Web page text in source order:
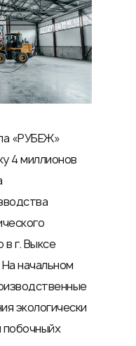
«РУБЕЖ»
4 миллионов
г. Выксе
начальном
экологически
побочныйх